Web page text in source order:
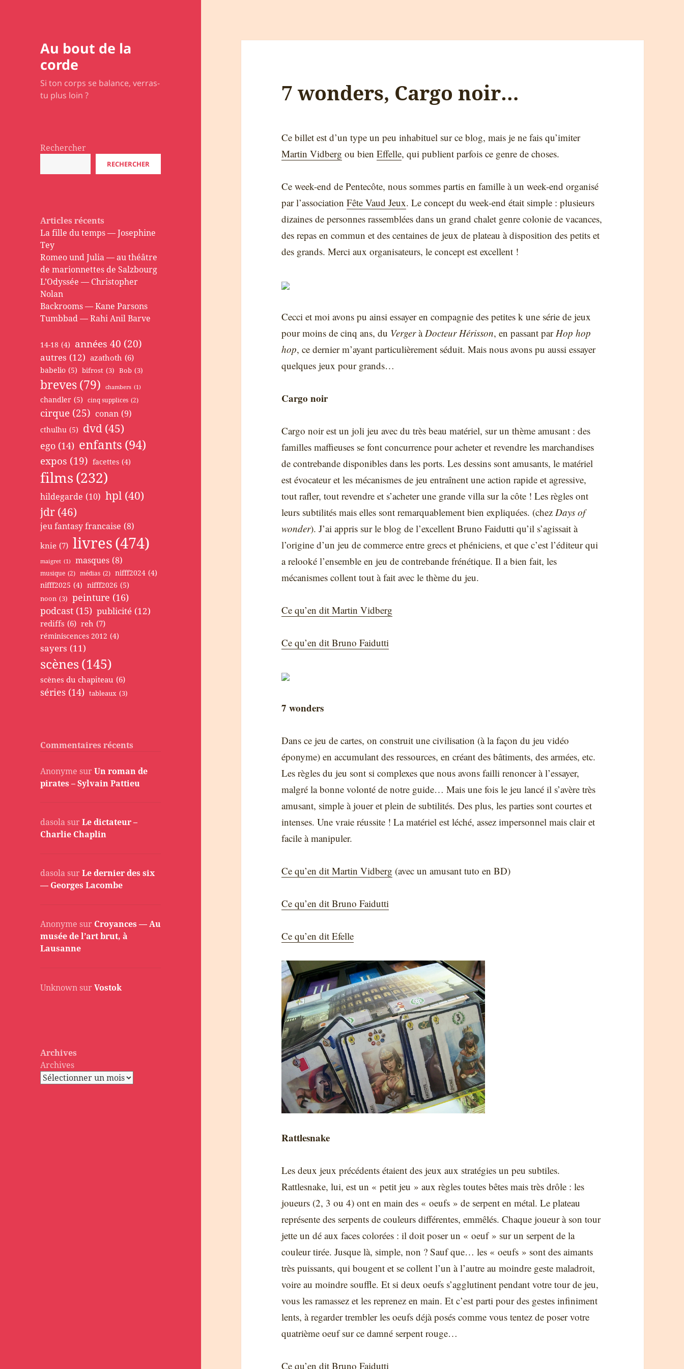
Au bout de la
corde
Si ton corps se balance, verras-
tu plus loin ?
Rechercher
RECHERCHER
Articles récents
La fille du temps — Josephine
Tey
Romeo und Julia — au théâtre
de marionnettes de Salzbourg
L’Odyssée — Christopher
Nolan
Backrooms — Kane Parsons
Tumbbad — Rahi Anil Barve
14-18 (4) années 40 (20)
autres (12) azathoth (6)
babelio (5) bifrost (3) Bob (3)
breves(79) chambers (1)
chandler (5) cinq supplices (2)
cirque (25) conan (9)
cthulhu (5) dvd (45)
ego (14) enfants (94)
expos (19) facettes (4)
films(232)
hildegarde (10) hpl (40)
jdr (46)
jeu fantasy francaise (8)
knie (7) livres(474)
maigret (1) masques (8)
musique (2) médias (2) nifff2024 (4)
nifff2025 (4) nifff2026 (5)
noon (3) peinture (16)
podcast (15) publicité (12)
rediffs (6) reh (7)
réminiscences 2012 (4)
sayers (11)
scènes(145)
scènes du chapiteau (6)
séries (14) tableaux (3)
Commentaires récents
Anonyme surUn roman de
pirates – Sylvain Pattieu
dasolasurLe dictateur –
Charlie Chaplin
dasolasurLe dernier des six
— Georges Lacombe
Anonyme sur Croyances — Au
musée de l’art brut, à
Lausanne
UnknownsurVostok
Archives
Archives
7 wonders, Cargo noir…
Ce billet est d’un type un peu inhabituel sur ce blog, mais je ne fais qu’imiter
Martin Vidberg ou bienEffelle, qui publient parfois ce genre de choses.
Ce week-end de Pentecôte, nous sommes partis en famille à un week-end organisé
par l’associationFête Vaud Jeux. Le concept du week-end était simple : plusieurs
dizaines de personnes rassemblées dans un grand chalet genre colonie de vacances,
des repas en commun et des centaines de jeux de plateau à disposition des petits et
des grands. Merci aux organisateurs, le concept est excellent !
Cecci et moi avons pu ainsi essayer en compagnie des petites k une série de jeux
pour moins de cinq ans, du VergeràDocteur Hérisson, en passant parHop hop
hop, ce dernier m’ayant particulièrement séduit. Mais nous avons pu aussi essayer
quelques jeux pour grands…
Cargo noir
Cargo noir est un joli jeu avec du très beau matériel, sur un thème amusant : des
familles maffieuses se font concurrence pour acheter et revendre les marchandises
de contrebande disponibles dans les ports. Les dessins sont amusants, le matériel
est évocateur et les mécanismes de jeu entraînent une action rapide et agressive,
tout rafler, tout revendre et s’acheter une grande villa sur la côte ! Les règles ont
leurs subtilités mais elles sont remarquablement bien expliquées. (chezDays of
wonder). J’ai appris sur le blog de l’excellent Bruno Faidutti qu’il s’agissait à
l’origine d’un jeu de commerce entre grecs et phéniciens, et que c’est l’éditeur qui
a relooké l’ensemble en jeu de contrebande frénétique. Il a bien fait, les
mécanismes collent tout à fait avec le thème du jeu.
Ce qu’en dit Martin Vidberg
Ce qu’en dit Bruno Faidutti
7 wonders
Dans ce jeu de cartes, on construit une civilisation (à la façon du jeu vidéo
éponyme) en accumulant des ressources, en créant des bâtiments, des armées, etc.
Les règles du jeu sont si complexes que nous avons failli renoncer à l’essayer,
malgré la bonne volonté de notre guide… Mais une fois le jeu lancé il s’avère très
amusant, simple à jouer et plein de subtilités. Des plus, les parties sont courtes et
intenses. Une vraie réussite ! La matériel est léché, assez impersonnel mais clair et
facile à manipuler.
Ce qu’en dit Martin Vidberg (avec un amusant tuto en BD)
Ce qu’en dit Bruno Faidutti
Ce qu’en dit Efelle
Rattlesnake
Les deux jeux précédents étaient des jeux aux stratégies un peu subtiles.
Rattlesnake, lui, est un « petit jeu » aux règles toutes bêtes mais très drôle : les
joueurs (2, 3 ou 4) ont en main des « oeufs » de serpent en métal. Le plateau
représente des serpents de couleurs différentes, emmêlés. Chaque joueur à son tour
jette un dé aux faces colorées : il doit poser un « oeuf » sur un serpent de la
couleur tirée. Jusque là, simple, non ? Sauf que… les « oeufs » sont des aimants
très puissants, qui bougent et se collent l’un à l’autre au moindre geste maladroit,
voire au moindre souffle. Et si deux oeufs s’agglutinent pendant votre tour de jeu,
vous les ramassez et les reprenez en main. Et c’est parti pour des gestes infiniment
lents, à regarder trembler les oeufs déjà posés comme vous tentez de poser votre
quatrième oeuf sur ce damné serpent rouge…
Ce qu’en dit Bruno Faidutti